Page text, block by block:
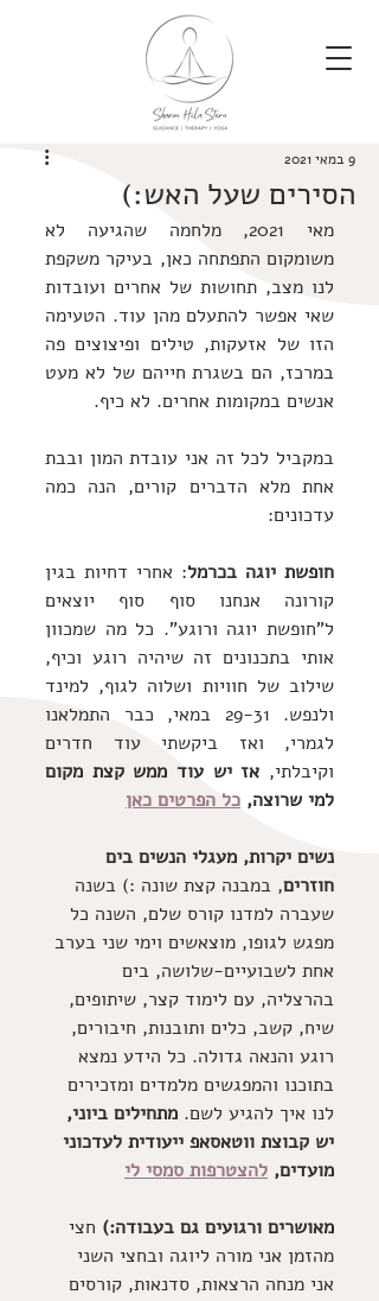
הסירים שעל האש:)
9 במאי 2021
אנשים במקומות אחרים. לא כיף.
עדכונים:
חופשת יוגה בכרמל
וקיבלתי,
למי שרוצה, כל הפרטים כאן
נשים יקרות, מעגלי הנשים בים
חוזרים, במבנה קצת שונה :) בשנה
שעברה למדנו קורס שלם, השנה כל
מפגש לגופו, מוצאשים וימי שני בערב
אחת לשבועיים-שלושה, בים
בהרצליה, עם לימוד קצר, שיתופים,
שיח, קשב, כלים ותובנות, חיבורים,
רוגע והנאה גדולה. כל הידע נמצא
בתוכנו והמפגשים מלמדים ומזכירים
לנו איך להגיע לשם. מתחילים ביוני,
יש קבוצת ווטאסאפ ייעודית לעדכוני
מועדים, להצטרפות סמסי לי
מאושרים ורגועים גם בעבודה:) חצי
מהזמן אני מורה ליוגה ובחצי השני
אני מנחה הרצאות, סדנאות, קורסים